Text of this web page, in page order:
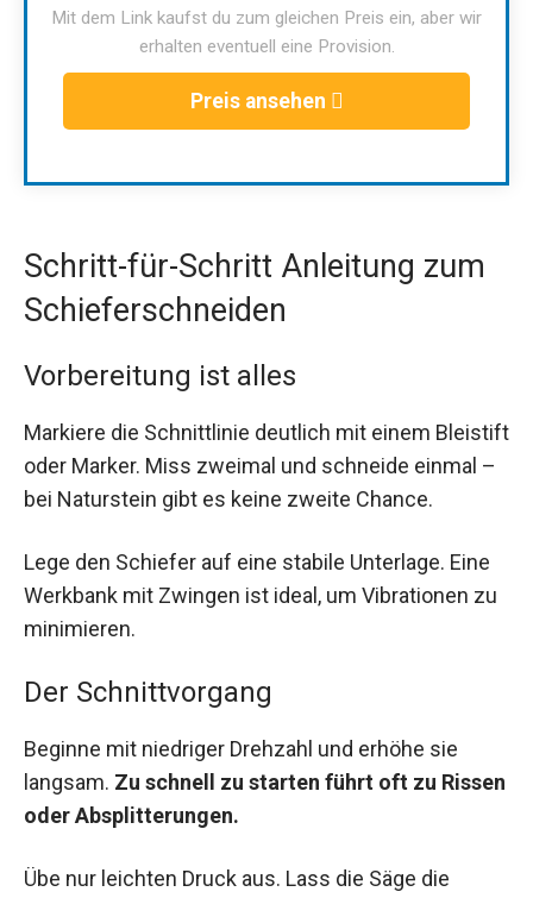
Mit dem Link kaufst du zum gleichen Preis ein, aber wir
erhalten eventuell eine Provision.
Preis ansehen
Schritt-für-Schritt Anleitung zum
Schieferschneiden
Vorbereitung ist alles
Markiere die Schnittlinie deutlich mit einem Bleistift
oder Marker. Miss zweimal und schneide einmal –
bei Naturstein gibt es keine zweite Chance.
Lege den Schiefer auf eine stabile Unterlage. Eine
Werkbank mit Zwingen ist ideal, um Vibrationen zu
minimieren.
Der Schnittvorgang
Beginne mit niedriger Drehzahl und erhöhe sie
langsam. Zu schnell zu starten führt oft zu Rissen
oder Absplitterungen.
Übe nur leichten Druck aus. Lass die Säge die